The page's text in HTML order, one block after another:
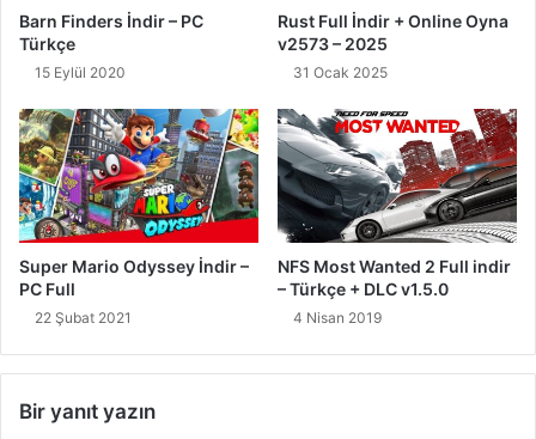
Barn Finders İndir – PC
Türkçe
15 Eylül 2020
Rust Full İndir + Online Oyna
v2573 – 2025
31 Ocak 2025
Super Mario Odyssey İndir –
PC Full
22 Şubat 2021
NFS Most Wanted 2 Full indir
– Türkçe + DLC v1.5.0
4 Nisan 2019
Bir yanıt yazın